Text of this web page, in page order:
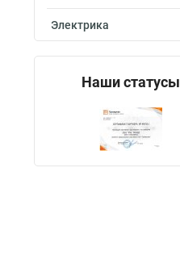
Электрика
Наши статусы